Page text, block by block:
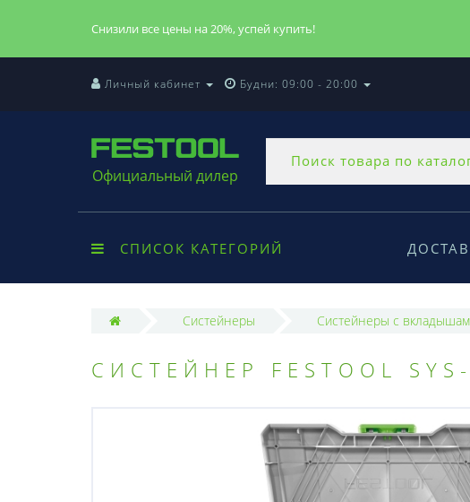
Снизили все цены на 20%, успей купить!
Личный кабинет Будни: 09:00 - 20:00
Официальный дилер
СПИСОК КАТЕГОРИЙ
Систейнеры Систейнеры с
СИСТЕЙНЕР FESTOOL